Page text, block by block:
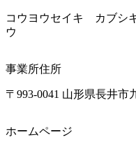
コウヨウセイキ　カブシ
ウ
事業所住所
〒993-0041 山形県長井市
ホームページ